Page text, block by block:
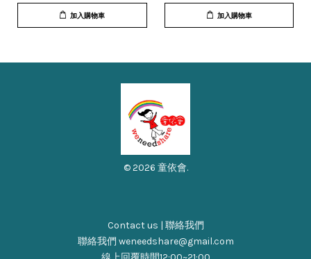
加入購物車 加入購物車
© 2026 童依會.
Contact us | 聯絡我們
聯絡我們 weneedshare@gmail.com